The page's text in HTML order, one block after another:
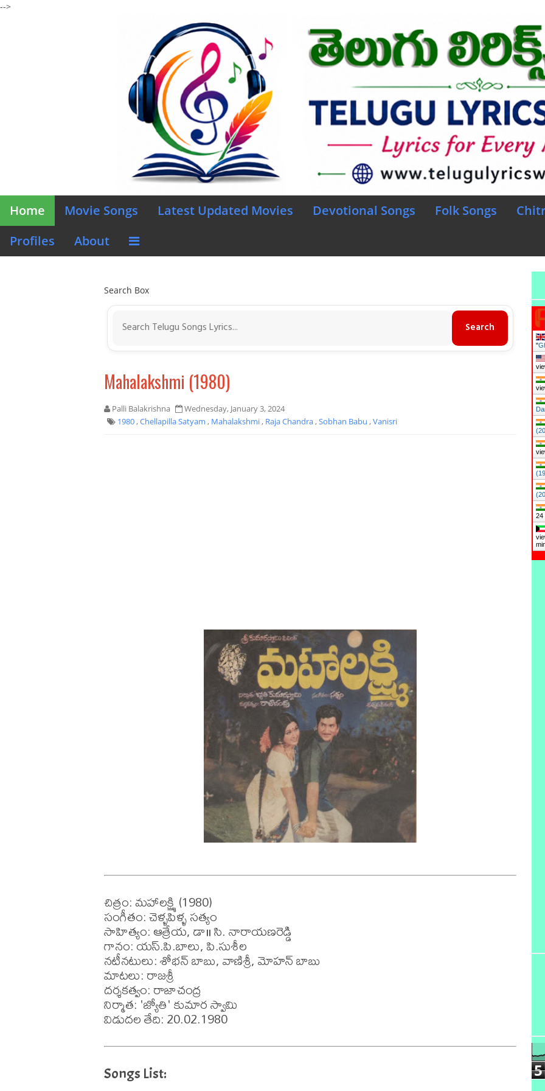
-->
Home Movie Songs Latest Updated Movies Devotional Songs Folk Songs
Profiles
About
Search Box
Mahalakshmi (1980)
Palli Balakrishna
Wednesday, January 3, 2024
1980,Chellapilla Satyam , Mahalakshmi, Raja Chandra,Sobhan Babu ,Vanisri
చిత్రం: మహాలక్ష్మి (1980)
సంగీతం: చెళ్ళపిళ్ళ సత్యం
సాహిత్యం: ఆత్రేయ, డా॥ సి. నారాయణరెడ్డి
గానం: యస్.పి.బాలు, పి.సుశీల
నటీనటులు: శోభన్ బాబు, వాణిశ్రీ, మోహన్ బాబు
మాటలు: రాజశ్రీ
దర్శకత్వం: రాజాచంద్ర
నిర్మాత: 'జ్యోతి' కుమార స్వామి
విడుదల తేది: 20.02.1980
"
24
5